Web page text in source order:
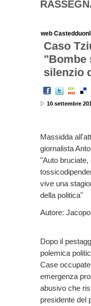
web
Caso
"Bombe
silenzio
10 settembre
Massidda
giornalista
"Auto bruciate,
vive una
della politica"
Autore:
Dopo il
polemica
Case
emergenza
abusivo che
presidente del